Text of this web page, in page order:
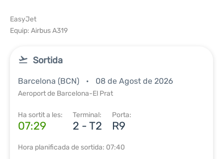
EasyJet
Equip: Airbus A319
Sortida
Barcelona (BCN) 08 de Agost de 2026
Aeroport de Barcelona-El Prat
Ha sortit a les:
07:29
Terminal:
2 - T2
Porta:
R9
Hora planificada de sortida: 07:40